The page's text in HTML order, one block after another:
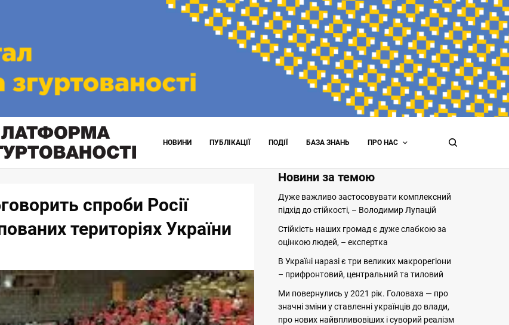
НОВИНИ ПУБЛІКАЦІЇ ПОДІЇ БАЗА ЗНАНЬ ПРО НАС
спроби Росії
територіях України
Новини за темою
Дуже важливо застосовувати комплексний
підхід до стійкості, – Володимир Лупацій
Стійкість наших громад є дуже слабкою за
оцінкою людей, – експертка
В Україні наразі є три великих макрорегіони
– прифронтовий, центральний та тиловий
Ми повернулись у 2021 рік. Головаха — про
значні зміни у ставленні українців до влади,
про нових найвпливовіших і суворий реалізм